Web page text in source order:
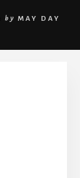
by MAY DAY